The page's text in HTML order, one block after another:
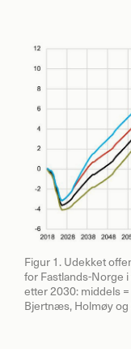
Figur 1. Udekket
for Fastlands-Norge
etter 2030: middels =
Bjertnæs, Holmøy